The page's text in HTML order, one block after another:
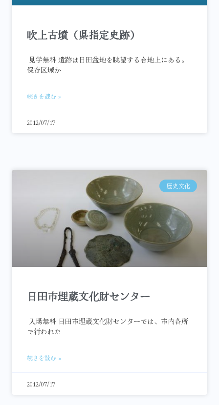
吹上古墳（県指定史跡）
見学無料 遺跡は日田盆地を眺望する台地上にある。
保存区域か
続きを読む »
2012/07/17
歴史文化
日田市埋蔵文化財センター
入場無料 日田市埋蔵文化財センターでは、市内各所
で行われた
続きを読む »
2012/07/17